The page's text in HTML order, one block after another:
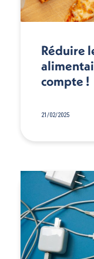
Réduire
compte !
21/02/2025